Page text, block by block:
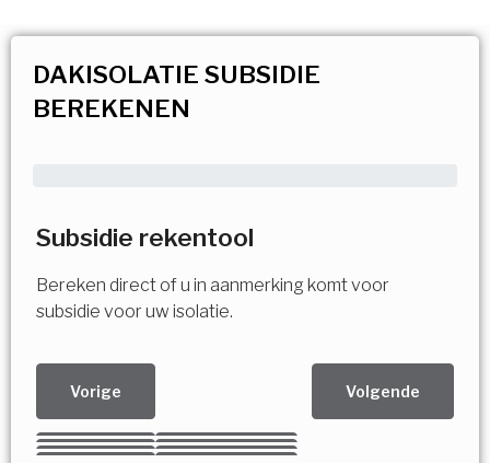
DAKISOLATIE SUBSIDIE
BEREKENEN
Subsidie rekentool
Bereken direct of u in aanmerking komt voor
subsidie voor uw isolatie.
Vorige Volgende
Kies uw Isolatiemaatregel